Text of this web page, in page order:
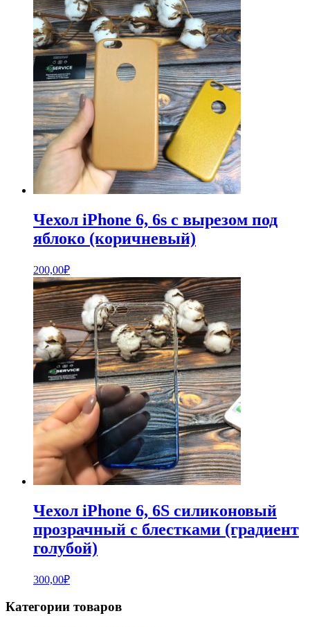
Чехол iPhone 6, 6s с вырезом под
яблоко (коричневый)
200,00₽
Чехол iPhone 6, 6S силиконовый
прозрачный с блестками (градиент
голубой)
300,00₽
Категории товаров